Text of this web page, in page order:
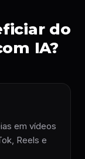
do
IA?
em vídeos
Reels e